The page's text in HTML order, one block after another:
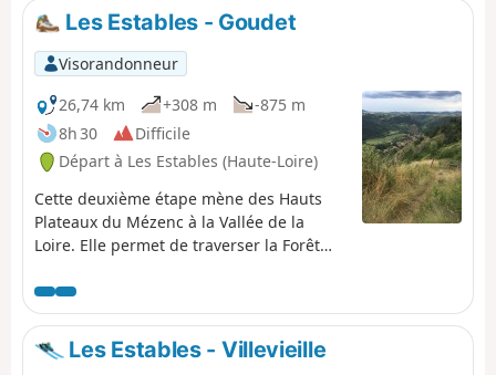
Les Estables - Goudet
Visorandonneur
26,74 km
+308 m
-875 m
8h 30
Difficile
Départ à Les Estables (Haute-Loire)
Cette deuxième étape mène des Hauts
Plateaux du Mézenc à la Vallée de la
Loire. Elle permet de traverser la Forêt
bois de Breysse, mélange de hêtres et de
résineux.Le trajet suit peu ou prou le
tracé du GR®®40, en évitant lorsque c'est
possible les larges pistes ou les petites
Les Estables - Villevieille